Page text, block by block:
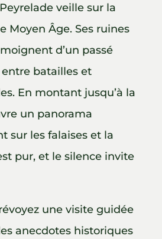
veille sur la
Moyen Âge. Ses ruines
d’un passé
batailles et
En montant jusqu’à la
un panorama
sur les falaises et la
pur, et le silence invite
une visite guidée
anecdotes historiques